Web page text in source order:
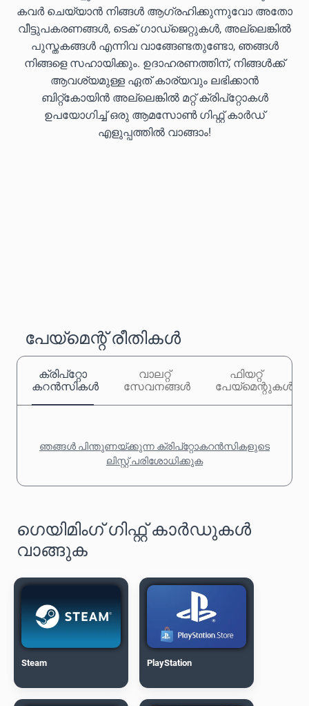
കവർ ചെയ്യാൻ നിങ്ങൾ ആഗ്രഹിക്കുന്നുവോ അതോ
വീട്ടുപകരണങ്ങൾ, ടെക് ഗാഡ്‌ജെറ്റുകൾ, അല്ലെങ്കിൽ
പുസ്തകങ്ങൾ എന്നിവ വാങ്ങേണ്ടതുണ്ടോ, ഞങ്ങൾ
നിങ്ങളെ സഹായിക്കും. ഉദാഹരണത്തിന്, നിങ്ങൾക്ക്
ആവശ്യമുള്ള ഏത് കാര്യവും ലഭിക്കാൻ
ബിറ്റ്കോയിൻ അല്ലെങ്കിൽ മറ്റ് ക്രിപ്‌റ്റോകൾ
ഉപയോഗിച്ച് ഒരു ആമസോൺ ഗിഫ്റ്റ് കാർഡ്
എളുപ്പത്തിൽ വാങ്ങാം!
പേയ്‌മെന്റ് രീതികൾ
ക്രിപ്‌റ്റോ
കറൻസികൾ
വാലറ്റ്
സേവനങ്ങൾ
ഫിയറ്റ്
പേയ്‌മെന്റുകൾ
ഞങ്ങൾ പിന്തുണയ്ക്കുന്ന ക്രിപ്‌റ്റോകറൻസികളുടെ
ലിസ്റ്റ് പരിശോധിക്കുക
ഗെയിമിംഗ് ഗിഫ്റ്റ് കാർഡുകൾ
വാങ്ങുക
Steam PlayStation